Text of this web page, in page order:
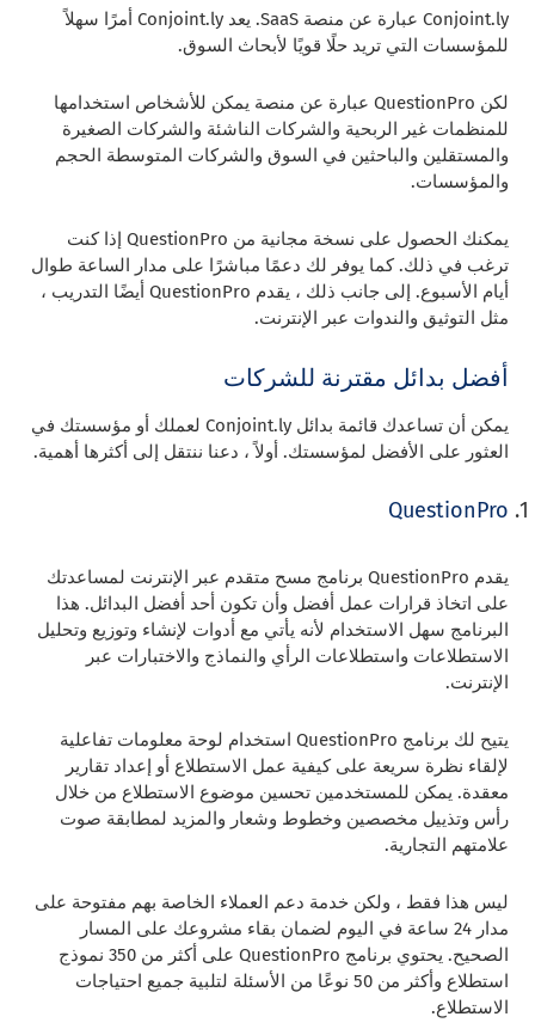
Conjoint.ly عبارة عن منصة SaaS. يعد Conjoint.ly أمرًا سهلاً
للمؤسسات التي تريد حلًا قويًا لأبحاث السوق.
لكن QuestionPro عبارة عن منصة يمكن للأشخاص استخدامها
للمنظمات غير الربحية والشركات الناشئة والشركات الصغيرة
والمستقلين والباحثين في السوق والشركات المتوسطة الحجم
والمؤسسات.
يمكنك الحصول على نسخة مجانية من QuestionPro إذا كنت
ترغب في ذلك. كما يوفر لك دعمًا مباشرًا على مدار الساعة طوال
أيام الأسبوع. إلى جانب ذلك ، يقدم QuestionPro أيضًا التدريب ،
مثل التوثيق والندوات عبر الإنترنت.
أفضل بدائل مقترنة للشركات
يمكن أن تساعدك قائمة بدائل Conjoint.ly لعملك أو مؤسستك في
العثور على الأفضل لمؤسستك. أولاً ، دعنا ننتقل إلى أكثرها أهمية.
QuestionPro
يقدم QuestionPro برنامج مسح متقدم عبر الإنترنت لمساعدتك
على اتخاذ قرارات عمل أفضل وأن تكون أحد أفضل البدائل. هذا
البرنامج سهل الاستخدام لأنه يأتي مع أدوات لإنشاء وتوزيع وتحليل
الاستطلاعات واستطلاعات الرأي والنماذج والاختبارات عبر
الإنترنت.
يتيح لك برنامج QuestionPro استخدام لوحة معلومات تفاعلية
لإلقاء نظرة سريعة على كيفية عمل الاستطلاع أو إعداد تقارير
معقدة. يمكن للمستخدمين تحسين موضوع الاستطلاع من خلال
رأس وتذييل مخصصين وخطوط وشعار والمزيد لمطابقة صوت
علامتهم التجارية.
ليس هذا فقط ، ولكن خدمة دعم العملاء الخاصة بهم مفتوحة على
مدار 24 ساعة في اليوم لضمان بقاء مشروعك على المسار
الصحيح. يحتوي برنامج QuestionPro على أكثر من 350 نموذج
استطلاع وأكثر من 50 نوعًا من الأسئلة لتلبية جميع احتياجات
الاستطلاع.